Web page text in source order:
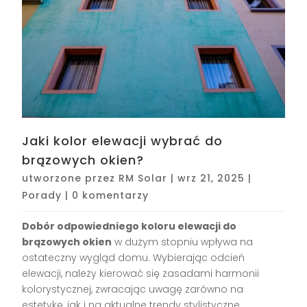
Jaki kolor elewacji wybrać do
brązowych okien?
utworzone przez RM Solar |wrz 21, 2025 |
Porady | 0 komentarzy
Dobór odpowiedniego koloru elewacji do
brązowych okien w dużym stopniu wpływa na
ostateczny wygląd domu. Wybierając odcień
elewacji, należy kierować się zasadami harmonii
kolorystycznej, zwracając uwagę zarówno na